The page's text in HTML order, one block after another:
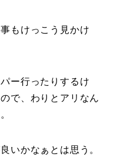
もけっこう見かけ
ー行ったりするけ
で、わりとアリなん
いかなぁとは思う。